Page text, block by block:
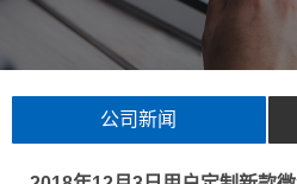
公司新闻